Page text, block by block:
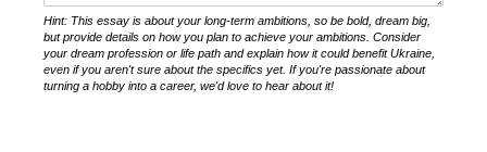
Hint: This essay is about your long-term ambitions, so be bold, dream big,
but provide details on how you plan to achieve your ambitions. Consider
your dream profession or life path and explain how it could benefit Ukraine,
even if you aren't sure about the specifics yet. If you're passionate about
turning a hobby into a career, we'd love to hear about it!